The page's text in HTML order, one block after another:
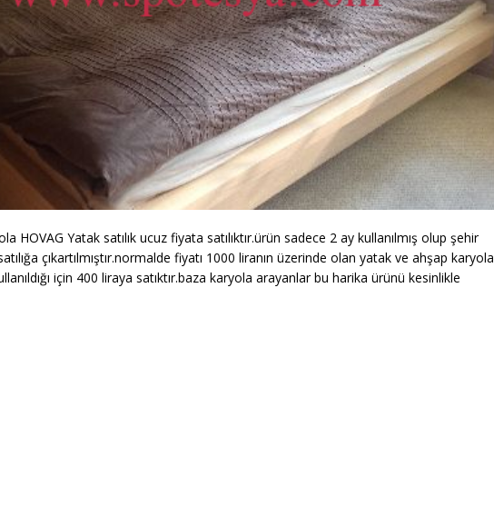
HOVAG Yatak satılık ucuz fiyata satılıktır.ürün sadece 2 ay kullanılmış olup şehir
çıkartılmıştır.normalde fiyatı 1000 liranın üzerinde olan yatak ve ahşap karyola
için 400 liraya satıktır.baza karyola arayanlar bu harika ürünü kesinlikle